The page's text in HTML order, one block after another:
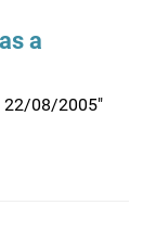
a
22/08/2005"